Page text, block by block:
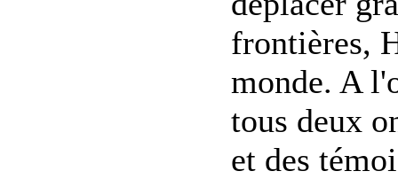
frontières,
monde. A
tous deux
et des